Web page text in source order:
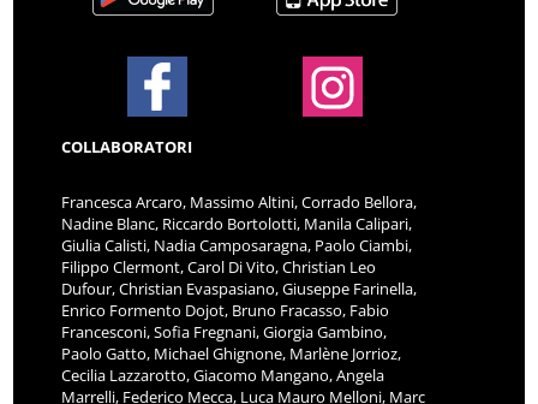
COLLABORATORI
Francesca Arcaro, Massimo Altini, Corrado Bellora,
Nadine Blanc, Riccardo Bortolotti, Manila Calipari,
Giulia Calisti, Nadia Camposaragna, Paolo Ciambi,
Filippo Clermont, Carol Di Vito, Christian Leo
Dufour, Christian Evaspasiano, Giuseppe Farinella,
Enrico Formento Dojot, Bruno Fracasso, Fabio
Francesconi, Sofia Fregnani, Giorgia Gambino,
Paolo Gatto, Michael Ghignone, Marlène Jorrioz,
Cecilia Lazzarotto, Giacomo Mangano, Angela
Marrelli, Federico Mecca, Luca Mauro Melloni, Marc